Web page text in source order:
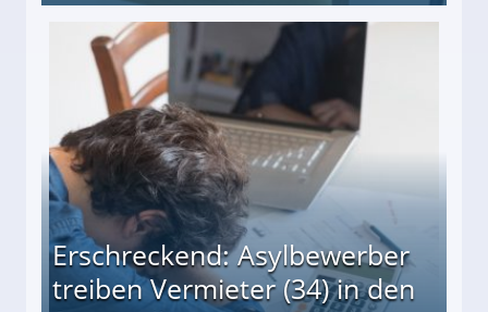
und wie viel?
Erschreckend: Asylbewerber
treiben Vermieter (34) in den